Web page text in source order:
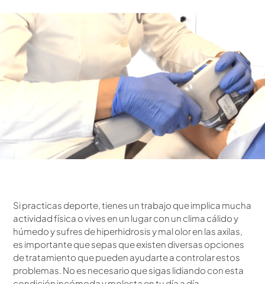
Si practicas deporte, tienes un trabajo que implica mucha
actividad física o vives en un lugar con un clima cálido y
húmedo y sufres de hiperhidrosis y mal olor en las axilas,
es importante que sepas que existen diversas opciones
de tratamiento que pueden ayudarte a controlar estos
problemas. No es necesario que sigas lidiando con esta